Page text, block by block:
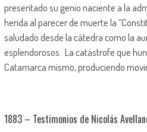
presentado su genio naciente a la
herida al parecer de muerte la
saludado desde la cátedra como la
esplendorosos. La catástrofe que
Catamarca mismo, produciendo
1883 – Testimonios de Nicolás